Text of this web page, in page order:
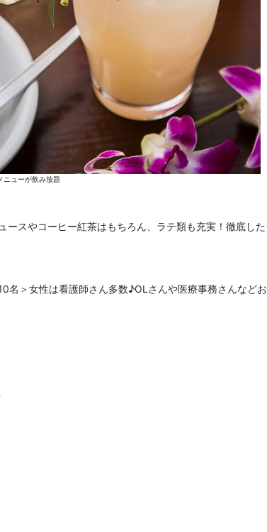
ニューが飲み放題
スやコーヒー紅茶はもちろん、ラテ類も充実！徹底した
名＞女性は看護師さん多数♪OLさんや医療事務さんなどお